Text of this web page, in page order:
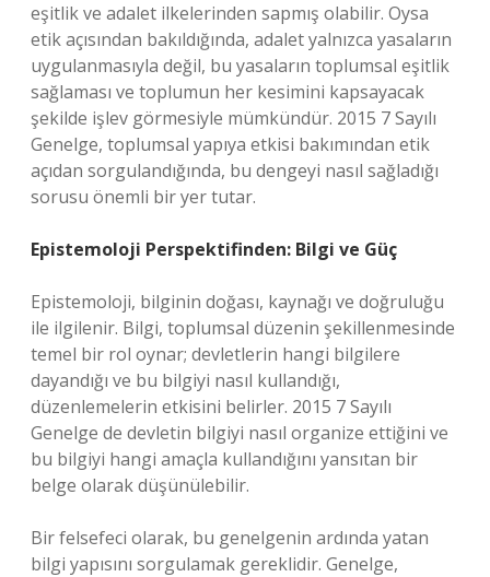
eşitlik ve adalet ilkelerinden sapmış olabilir. Oysa
etik açısından bakıldığında, adalet yalnızca yasaların
uygulanmasıyla değil, bu yasaların toplumsal eşitlik
sağlaması ve toplumun her kesimini kapsayacak
şekilde işlev görmesiyle mümkündür. 2015 7 Sayılı
Genelge, toplumsal yapıya etkisi bakımından etik
açıdan sorgulandığında, bu dengeyi nasıl sağladığı
sorusu önemli bir yer tutar.
Epistemoloji Perspektifinden: Bilgi ve Güç
Epistemoloji, bilginin doğası, kaynağı ve doğruluğu
ile ilgilenir. Bilgi, toplumsal düzenin şekillenmesinde
temel bir rol oynar; devletlerin hangi bilgilere
dayandığı ve bu bilgiyi nasıl kullandığı,
düzenlemelerin etkisini belirler. 2015 7 Sayılı
Genelge de devletin bilgiyi nasıl organize ettiğini ve
bu bilgiyi hangi amaçla kullandığını yansıtan bir
belge olarak düşünülebilir.
Bir felsefeci olarak, bu genelgenin ardında yatan
bilgi yapısını sorgulamak gereklidir. Genelge,